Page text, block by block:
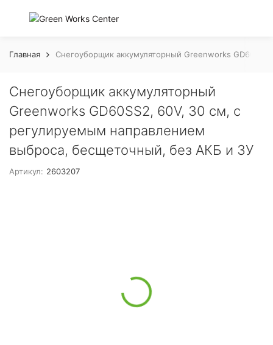
Главная Снегоуборщик аккумуляторный Greenworks
Снегоуборщик аккумуляторный
Greenworks GD60SS2, 60V, 30 см, с
регулируемым направлением
выброса, бесщеточный, без АКБ и ЗУ
Артикул: 2603207